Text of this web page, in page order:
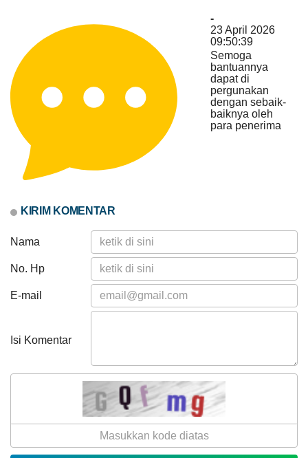
-
23 April 2026
09:50:39
Semoga
bantuannya
dapat di
pergunakan
dengan sebaik-
baiknya oleh
para penerima
KIRIM KOMENTAR
Nama
No. Hp
E-mail
Isi Komentar
17.589.681,00
Realisasi
Alokasi Dana Desa